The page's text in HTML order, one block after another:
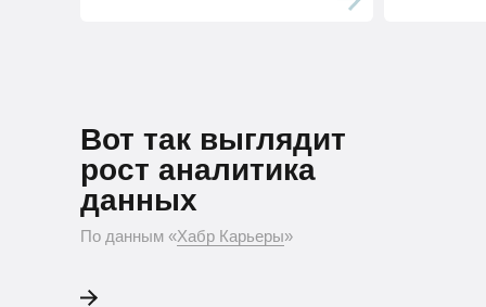
Вот так выглядит
рост аналитика
данных
По данным «Хабр Карьеры»
Python-разработчика
По данным «Хабр Карьеры»